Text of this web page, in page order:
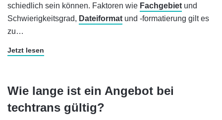
schied­lich sein kön­nen. Faktoren wie Fachgebiet und
Schwierig­keits­grad, Datei­format und ‑formatierung gilt es
zu…
Jetzt lesen
Wie lange ist ein Angebot bei
techtrans gültig?